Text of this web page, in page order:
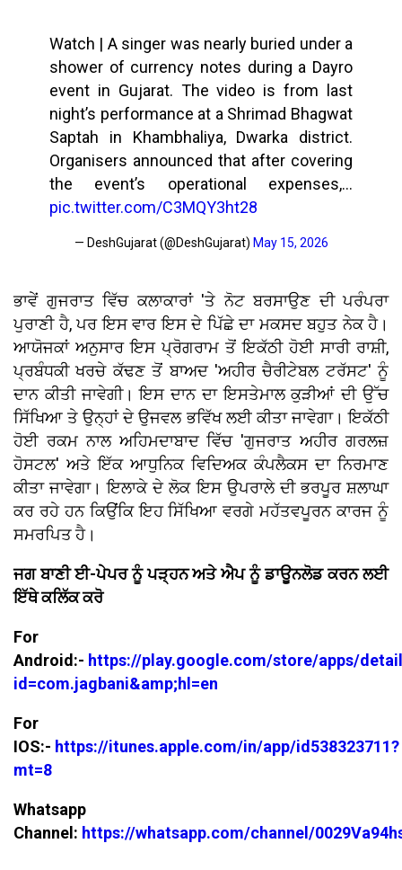
Watch | A singer was nearly buried under a
shower of currency notes during a Dayro
event in Gujarat. The video is from last
night’s performance at a Shrimad Bhagwat
Saptah in Khambhaliya, Dwarka district.
Organisers announced that after covering
the event’s operational expenses,…
pic.twitter.com/C3MQY3ht28
— DeshGujarat (@DeshGujarat) May 15, 2026
ਭਾਵੇਂ ਗੁਜਰਾਤ ਵਿੱਚ ਕਲਾਕਾਰਾਂ 'ਤੇ ਨੋਟ ਬਰਸਾਉਣ ਦੀ ਪਰੰਪਰਾ
ਪੁਰਾਣੀ ਹੈ, ਪਰ ਇਸ ਵਾਰ ਇਸ ਦੇ ਪਿੱਛੇ ਦਾ ਮਕਸਦ ਬਹੁਤ ਨੇਕ ਹੈ।
ਆਯੋਜਕਾਂ ਅਨੁਸਾਰ ਇਸ ਪ੍ਰੋਗਰਾਮ ਤੋਂ ਇਕੱਠੀ ਹੋਈ ਸਾਰੀ ਰਾਸ਼ੀ,
ਪ੍ਰਬੰਧਕੀ ਖਰਚੇ ਕੱਢਣ ਤੋਂ ਬਾਅਦ 'ਅਹੀਰ ਚੈਰੀਟੇਬਲ ਟਰੱਸਟ' ਨੂੰ
ਦਾਨ ਕੀਤੀ ਜਾਵੇਗੀ। ਇਸ ਦਾਨ ਦਾ ਇਸਤੇਮਾਲ ਕੁੜੀਆਂ ਦੀ ਉੱਚ
ਸਿੱਖਿਆ ਤੇ ਉਨ੍ਹਾਂ ਦੇ ਉਜਵਲ ਭਵਿੱਖ ਲਈ ਕੀਤਾ ਜਾਵੇਗਾ। ਇਕੱਠੀ
ਹੋਈ ਰਕਮ ਨਾਲ ਅਹਿਮਦਾਬਾਦ ਵਿੱਚ 'ਗੁਜਰਾਤ ਅਹੀਰ ਗਰਲਜ਼
ਹੋਸਟਲ' ਅਤੇ ਇੱਕ ਆਧੁਨਿਕ ਵਿਦਿਅਕ ਕੰਪਲੈਕਸ ਦਾ ਨਿਰਮਾਣ
ਕੀਤਾ ਜਾਵੇਗਾ। ਇਲਾਕੇ ਦੇ ਲੋਕ ਇਸ ਉਪਰਾਲੇ ਦੀ ਭਰਪੂਰ ਸ਼ਲਾਘਾ
ਕਰ ਰਹੇ ਹਨ ਕਿਉਂਕਿ ਇਹ ਸਿੱਖਿਆ ਵਰਗੇ ਮਹੱਤਵਪੂਰਨ ਕਾਰਜ ਨੂੰ
ਸਮਰਪਿਤ ਹੈ।
ਜਗ ਬਾਣੀ ਈ-ਪੇਪਰ ਨੂੰ ਪੜ੍ਹਨ ਅਤੇ ਐਪ ਨੂੰ ਡਾਊਨਲੋਡ ਕਰਨ ਲਈ
ਇੱਥੇ ਕਲਿੱਕ ਕਰੋ
For
Android:- https://play.google.com/store/apps/
id=com.jagbani&amp;hl=en
For
IOS:- https://itunes.apple.com/in/app/id538323711?
mt=8
Whatsapp
Channel: https://whatsapp.com/channel/